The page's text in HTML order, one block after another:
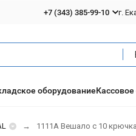
+7 (343) 385-99-10 г.
оборудование
1111A Вешало с 10